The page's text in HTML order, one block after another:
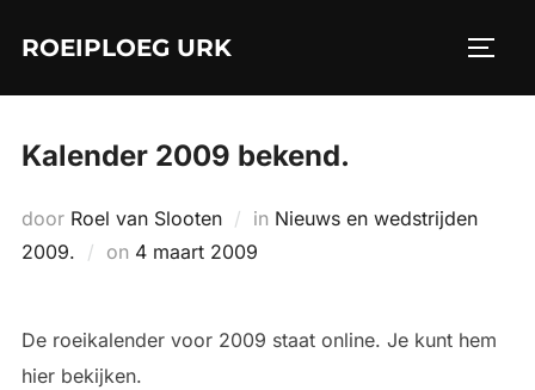
naarROEIPLOEG URK
Kalender 2009 bekend.
door Roel van Slooten in Nieuws en wedstrijden
2009.
on Geplaatst
4 maart 2009
De roeikalender voor 2009 staat online. Je kunt hem
hier bekijken.